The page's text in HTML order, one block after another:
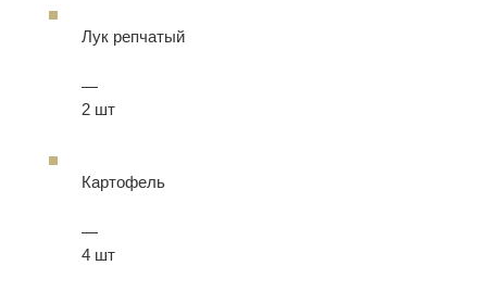
Лук репчатый
—
2 шт
Картофель
—
4 шт